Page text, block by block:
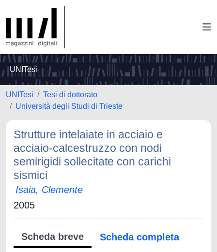
UNITesi
UNITesi
Tesi di dottorato
Università degli Studi di Trieste
Strutture intelaiate in acciaio e
acciaio-calcestruzzo con nodi
semirigidi sollecitate con carichi
sismici
Isaia, Clemente
2005
Scheda breve
Scheda completa